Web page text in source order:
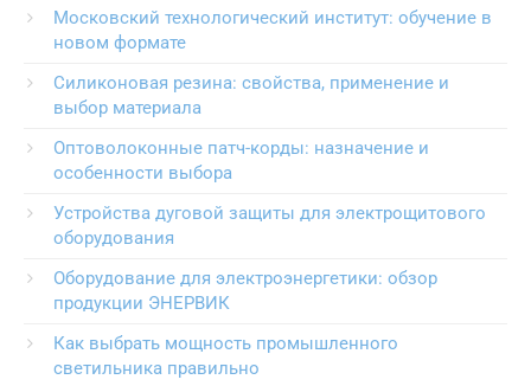
Московский технологический институт: обучение в
новом формате
Силиконовая резина: свойства, применение и
выбор материала
Оптоволоконные патч-корды: назначение и
особенности выбора
Устройства дуговой защиты для электрощитового
оборудования
Оборудование для электроэнергетики: обзор
продукции ЭНЕРВИК
Как выбрать мощность промышленного
светильника правильно